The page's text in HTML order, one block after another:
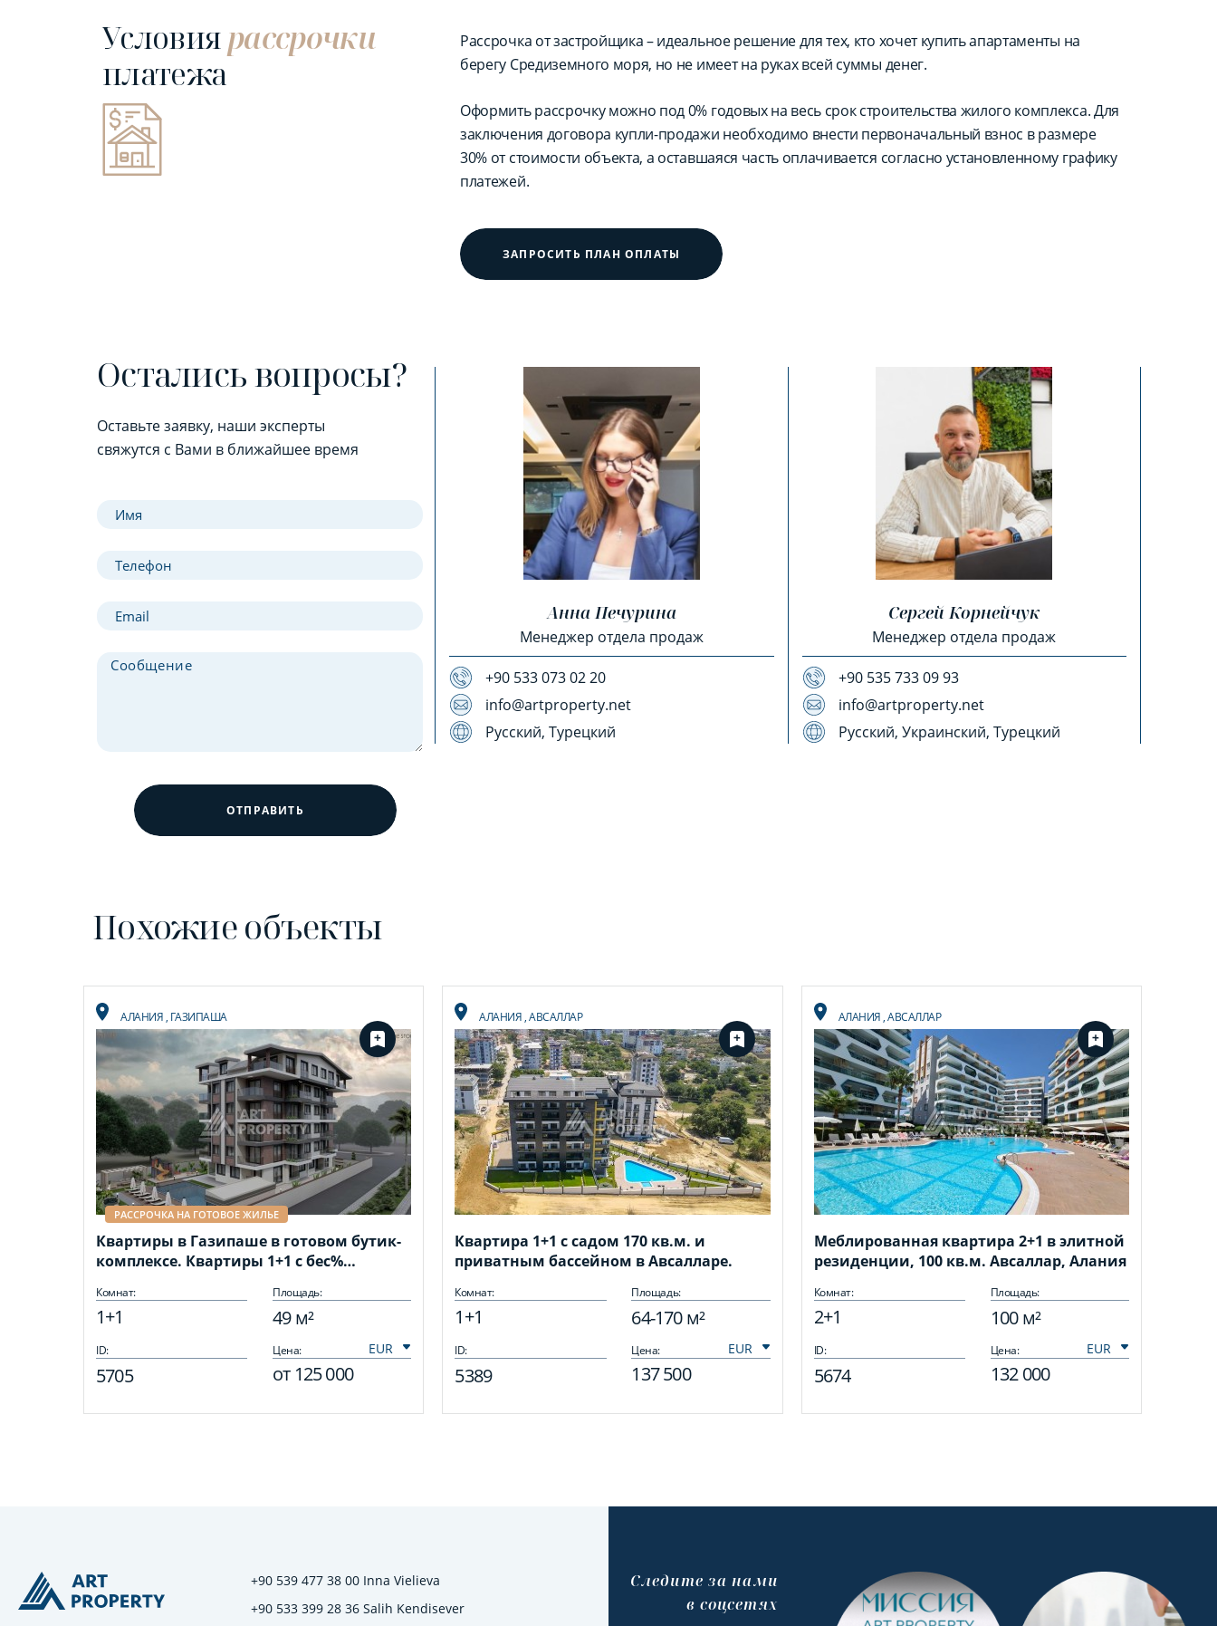
Условиярассрочки
платежа
Рассрочка от застройщика – идеальное решение для тех, кто хочет купить апартаменты на
берегу Средиземного моря, но не имеет на руках всей суммы денег.
Оформить рассрочку можно под 0% годовых на весь срок строительства жилого комплекса. Для
заключения договора купли-продажи необходимо внести первоначальный взнос в размере
30% от стоимости объекта, а оставшаяся часть оплачивается согласно установленному графику
платежей.
ЗАПРОСИТЬ ПЛАН ОПЛАТЫ
Остались вопросы?
Оставьте заявку, наши эксперты
свяжутся с Вами в ближайшее время
ОТПРАВИТЬ
Анна Печурина
Менеджер отдела продаж
+90 533 073 02 20
info@artproperty.net
Русский, Турецкий
Сергей Корнейчук
Менеджер отдела продаж
+90 535 733 09 93
info@artproperty.net
Русский, Украинский, Турецкий
Похожие объекты
АЛАНИЯ, ГАЗИПАША
РАССРОЧКА НА ГОТОВОЕ ЖИЛЬЕ
Квартиры в Газипаше в готовом бутик-
комплексе. Квартиры 1+1 с бес%
Комнат:
1+1
Площадь:
49 м²
ID:
5705
Цена:
от 125 000
АЛАНИЯ,АВСАЛЛАР
Квартира 1+1 с садом 170 кв.м. и
приватным бассейном в Авсалларе.
Комнат:
1+1
Площадь:
64-170 м²
ID:
5389
Цена:
137 500
АЛАНИЯ,АВСАЛЛАР
Меблированная квартира 2+1 в элитной
резиденции, 100 кв.м. Авсаллар, Алания
Комнат:
2+1
Площадь:
100 м²
ID:
5674
Цена:
132 000
+90 539 477 38 00 Inna Vielieva
+90 533 399 28 36 Salih Kendisever
Cледите за нами
в соцсетях